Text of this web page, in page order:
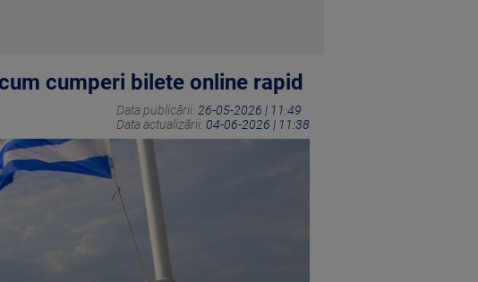
cumperi bilete online rapid
Data publicării: 26-05-2026 | 11:49
Data actualizării: 04-06-2026 | 11:38